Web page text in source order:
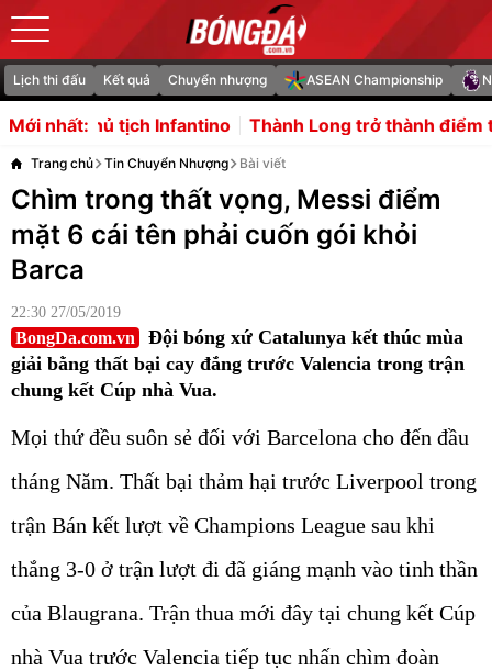
Lịch thi đấu Kết quả Chuyển nhượng ASEAN Championship
Mới nhất: Thành Long trở thành điểm tựa thép của HLV
Trang chủ Tin Chuyển Nhượng Bài viết
Chìm trong thất vọng, Messi điểm
mặt 6 cái tên phải cuốn gói khỏi
Barca
22:30 27/05/2019
BongDa.com.vn
Đội bóng xứ Catalunya kết thúc mùa
giải bằng thất bại cay đắng trước Valencia trong trận
chung kết Cúp nhà Vua.
Mọi thứ đều suôn sẻ đối với Barcelona cho đến đầu
tháng Năm. Thất bại thảm hại trước Liverpool trong
trận Bán kết lượt về Champions League sau khi
thắng 3-0 ở trận lượt đi đã giáng mạnh vào tinh thần
của Blaugrana. Trận thua mới đây tại chung kết Cúp
nhà Vua trước Valencia tiếp tục nhấn chìm đoàn